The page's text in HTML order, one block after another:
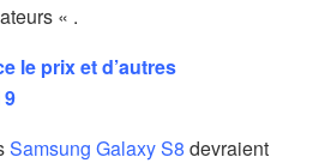
« .
le prix et d’autres
Samsung Galaxy S8 devraient